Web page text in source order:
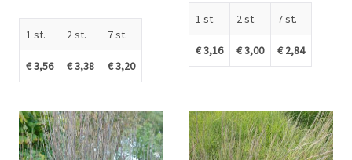
1 st.
€ 3,56
2 st.
€ 3,38
7 st.
€ 3,20
1 st.
€ 3,16
2 st.
€ 3,00
7 st.
€ 2,84